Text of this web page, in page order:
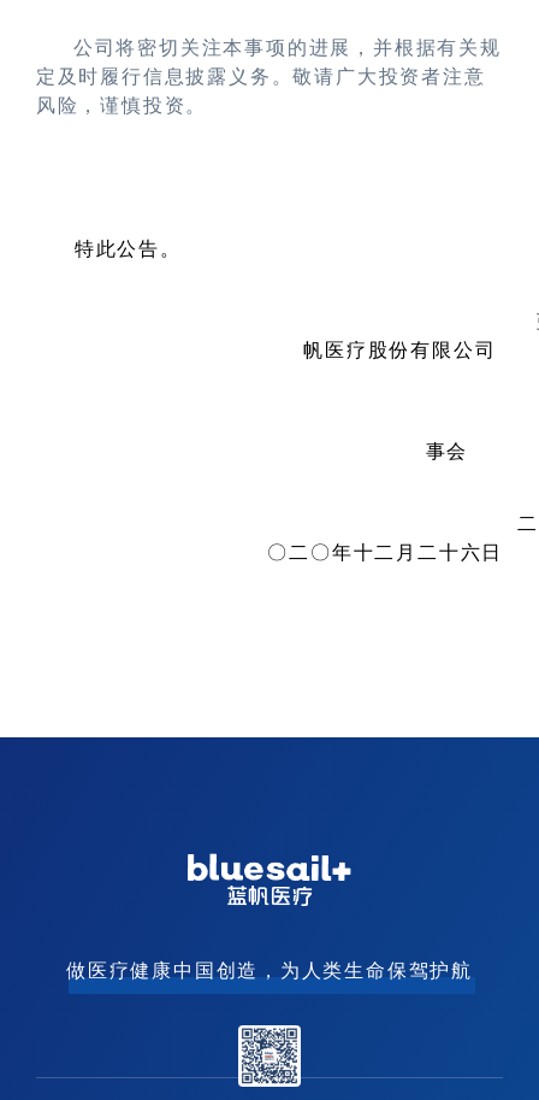
公司将密切关注本事项的进展，并根据有关规
定及时履行信息披露义务。敬请广大投资者注意
风险，谨慎投资。
特此公告。
帆医疗股份有限公司
事会
二
〇二〇年十二月二十六日
做医疗健康中国创造，为人类生命保驾护航